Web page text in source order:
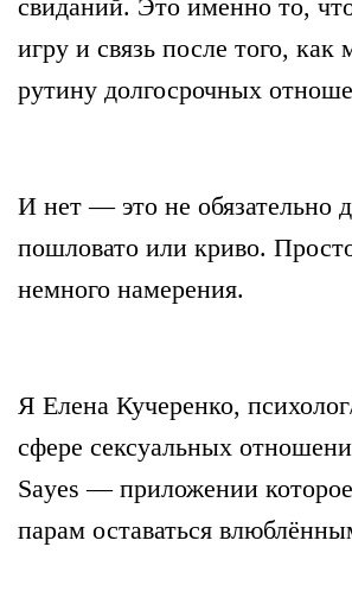
свиданий. Это именно то,
игру и связь после того,
рутину долгосрочных
И нет — это не обязательно
пошловато или криво.
немного намерения.
Я Елена Кучеренко,
сфере сексуальных
Sayes — приложении
парам оставаться